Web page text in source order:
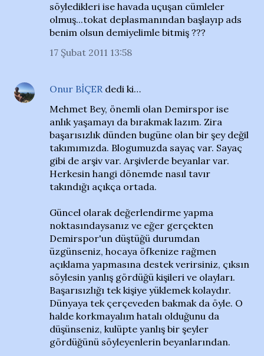
söyledikleri ise havada uçuşan cümleler
olmuş...tokat deplasmanından başlayıp ads
benim olsun demiyelimle bitmiş ???
17 Şubat 2011 13:58
Onur BİÇER dedi ki…
Mehmet Bey, önemli olan Demirspor ise
anlık yaşamayı da bırakmak lazım. Zira
başarısızlık dünden bugüne olan bir şey değil
takımımızda. Blogumuzda sayaç var. Sayaç
gibi de arşiv var. Arşivlerde beyanlar var.
Herkesin hangi dönemde nasıl tavır
takındığı açıkça ortada.
Güncel olarak değerlendirme yapma
noktasındaysanız ve eğer gerçekten
Demirspor'un düştüğü durumdan
üzgünseniz, hocaya öfkenize rağmen
açıklama yapmasına destek verirsiniz, çıksın
söylesin yanlış gördüğü kişileri ve olayları.
Başarısızlığı tek kişiye yüklemek kolaydır.
Dünyaya tek çerçeveden bakmak da öyle. O
halde korkmayalım hatalı olduğunu da
düşünseniz, kulüpte yanlış bir şeyler
gördüğünü söyleyenlerin beyanlarından.